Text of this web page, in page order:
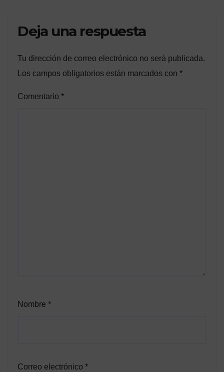
Deja una respuesta
Tu dirección de correo electrónico no será publicada.
Los campos obligatorios están marcados con *
Comentario *
Nombre *
Correo electrónico *